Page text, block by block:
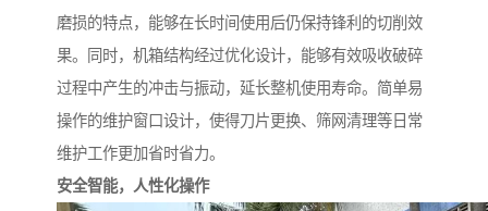
磨损的特点，能够在长时间使用后仍保持锋利的切削效
果。同时，机箱结构经过优化设计，能够有效吸收破碎
过程中产生的冲击与振动，延长整机使用寿命。简单易
操作的维护窗口设计，使得刀片更换、筛网清理等日常
维护工作更加省时省力。
安全智能，人性化操作